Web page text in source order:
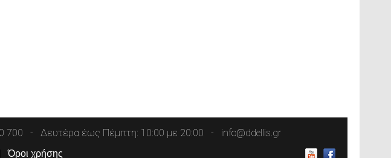
700 Δευτέρα έως Πέμπτη: 10:00 με 20:00 info@ddellis.gr
Όροι χρήσης